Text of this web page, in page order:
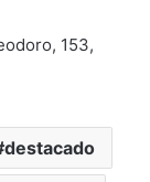
153,
destacado